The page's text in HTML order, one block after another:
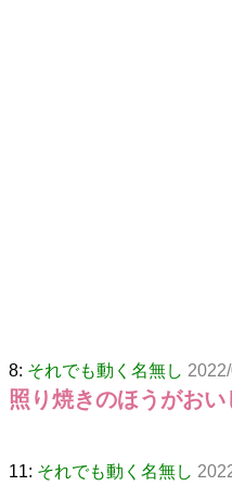
8: それでも動く名無し
照り焼きのほうがおい
11: それでも動く名無し